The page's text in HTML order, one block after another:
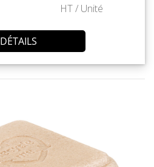
HT / Unité
DÉTAILS